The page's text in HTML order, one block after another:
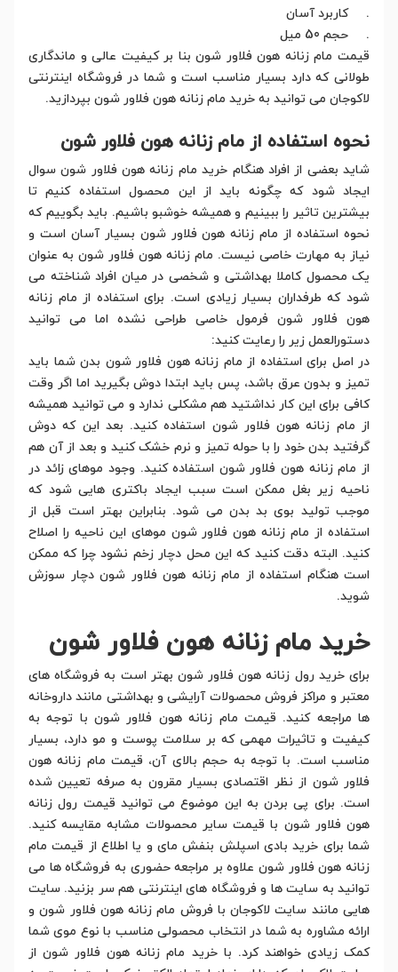
. کاربرد آسان
. حجم 50 میل
قیمت مام زنانه هون فلاور شون بنا بر کیفیت عالی و ماندگاری
طولانی که دارد بسیار مناسب است و شما در فروشگاه اینترنتی
لاکوجان می توانید به خرید مام زنانه هون فلاور شون بپردازید.
نحوه استفاده از مام زنانه هون فلاور شون
شاید بعضی از افراد هنگام خرید مام زنانه هون فلاور شون سوال
ایجاد شود که چگونه باید از این محصول استفاده کنیم تا
بیشترین تاثیر را ببینیم و همیشه خوشبو باشیم. باید بگوییم که
نحوه استفاده از مام زنانه هون فلاور شون بسیار آسان است و
نیاز به مهارت خاصی نیست. مام زنانه هون فلاور شون به عنوان
یک محصول کاملا بهداشتی و شخصی در میان افراد شناخته می
شود که طرفداران بسیار زیادی است. برای استفاده از مام زنانه
هون فلاور شون فرمول خاصی طراحی نشده اما می توانید
دستورالعمل زیر را رعایت کنید:
در اصل برای استفاده از مام زنانه هون فلاور شون بدن شما باید
تمیز و بدون عرق باشد، پس باید ابتدا دوش بگیرید اما اگر وقت
کافی برای این کار نداشتید هم مشکلی ندارد و می توانید همیشه
از مام زنانه هون فلاور شون استفاده کنید. بعد این که دوش
گرفتید بدن خود را با حوله تمیز و نرم خشک کنید و بعد از آن هم
از مام زنانه هون فلاور شون استفاده کنید. وجود موهای زائد در
ناحیه زیر بغل ممکن است سبب ایجاد باکتری هایی شود که
موجب تولید بوی بد بدن می شود. بنابراین بهتر است قبل از
استفاده از مام زنانه هون فلاور شون موهای این ناحیه را اصلاح
کنید. البته دقت کنید که این محل دچار زخم نشود چرا که ممکن
است هنگام استفاده از مام زنانه هون فلاور شون دچار سوزش
شوید.
خرید مام زنانه هون فلاور شون
برای خرید رول زنانه هون فلاور شون بهتر است به فروشگاه های
معتبر و مراکز فروش محصولات آرایشی و بهداشتی مانند داروخانه
ها مراجعه کنید. قیمت مام زنانه هون فلاور شون با توجه به
کیفیت و تاثیرات مهمی که بر سلامت پوست و مو دارد، بسیار
مناسب است. با توجه به حجم بالای آن، قیمت مام زنانه هون
فلاور شون از نظر اقتصادی بسیار مقرون به صرفه تعیین شده
است. برای پی بردن به این موضوع می توانید قیمت رول زنانه
هون فلاور شون با قیمت سایر محصولات مشابه مقایسه کنید.
شما برای خرید بادی اسپلش بنفش مای و یا اطلاع از قیمت مام
زنانه هون فلاور شون علاوه بر مراجعه حضوری به فروشگاه ها می
توانید به سایت ها و فروشگاه های اینترنتی هم سر بزنید. سایت
هایی مانند سایت لاکوجان با فروش مام زنانه هون فلاور شون و
ارائه مشاوره به شما در انتخاب محصولی مناسب با نوع موی شما
کمک زیادی خواهند کرد. با خرید مام زنانه هون فلاور شون از